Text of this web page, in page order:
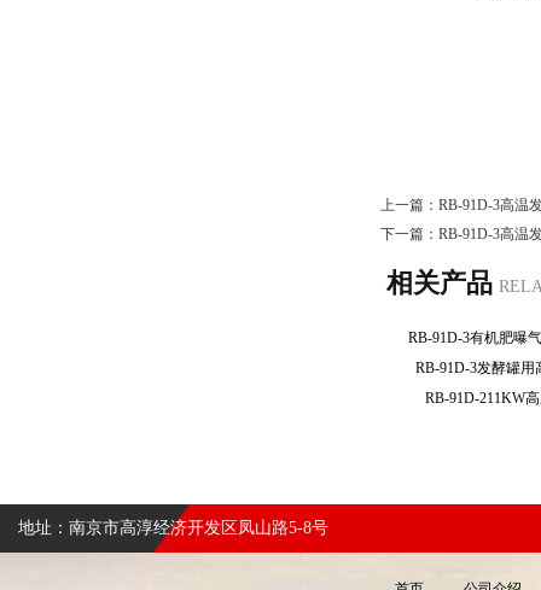
上一篇： RB-91D-3高温
下一篇： RB-91D-3高温
相关产品
RB-91D-3有机肥
RB-91D-3发酵罐
RB-91D-211KW
地址：南京市高淳经济开发区凤山路5-8号